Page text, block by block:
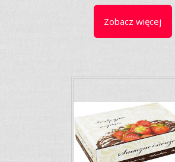
Zobacz więcej